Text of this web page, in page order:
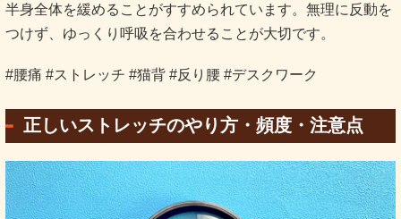
半身全体を緩めることがすすめられています。無理に反動を
つけず、ゆっくり呼吸を合わせることが大切です。
#腰痛 #ストレッチ #猫背 #反り腰 #デスクワーク
正しいストレッチのやり方・頻度・注意点